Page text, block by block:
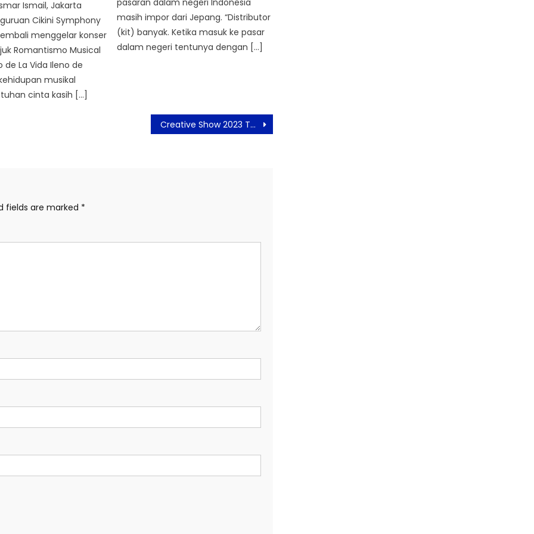
Ismail, Jakarta
Cikini Symphony
menggelar konser
Romantismo Musical
de La Vida Ileno de
musikal
cinta kasih […]
masih impor dari Jepang. “Distributor
(kit) banyak. Ketika masuk ke pasar
dalam negeri tentunya dengan […]
Creative Show 2023 Tampilkan 222 Looks Karya 89 Lulusan ESMOD Jakarta
fields are marked *